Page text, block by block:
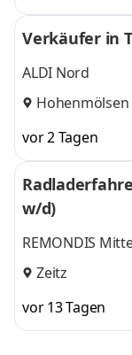
Verkäufer in
ALDI Nord
Hohenmölsen
vor 2 Tagen
w/d)
REMONDIS
Zeitz
vor 13 Tagen